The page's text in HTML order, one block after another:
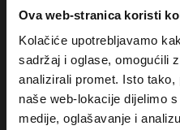
Ova web-stranica koristi
Kolačiće upotrebljavamo
sadržaj i oglase, omogućili
analizirali promet. Isto tako,
naše web-lokacije dijelimo
medije, oglašavanje i